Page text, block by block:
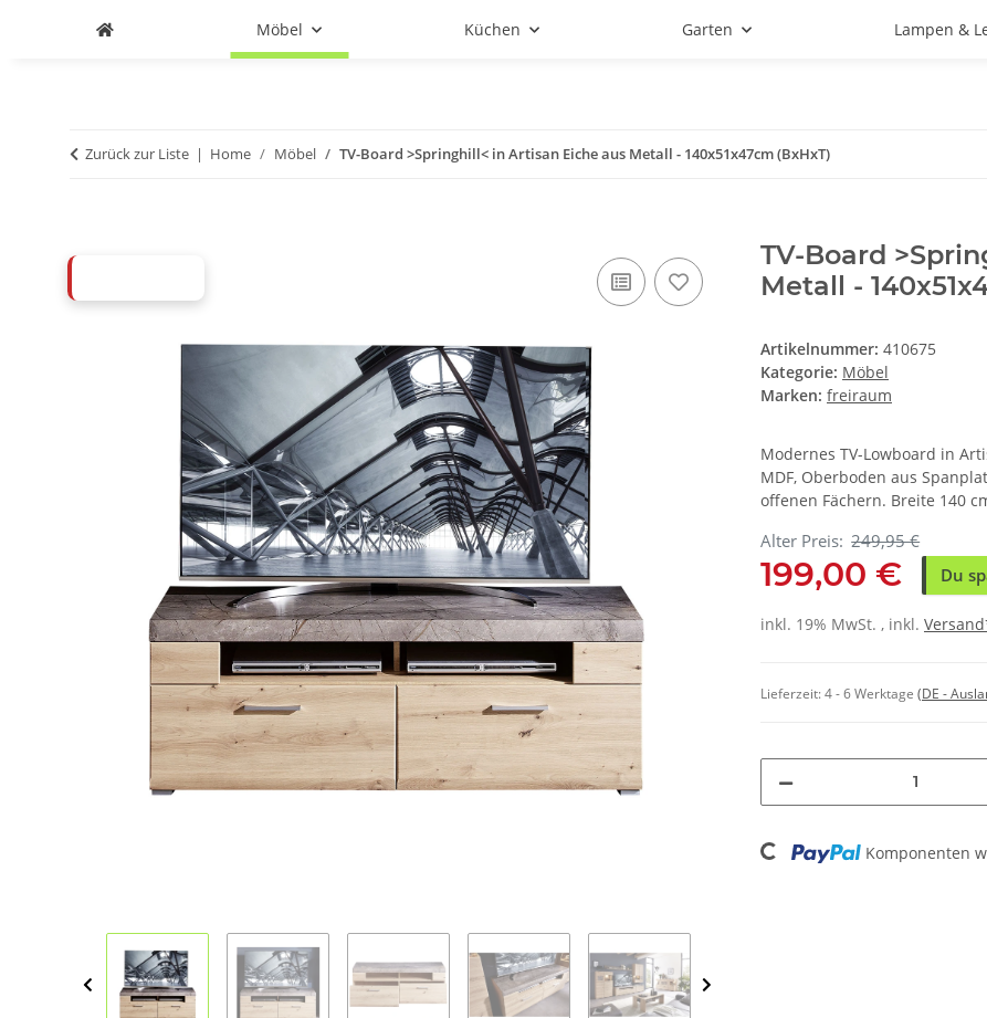
Möbel Küchen Garten Lampen &
Zurück zur Liste Home Möbel TV-Board >Springhill< in Artisan Eiche aus Metall - 140x51x47cm (BxHxT)
TV-Board
Metall -
Artikelnummer: 410675
Kategorie: Möbel
Marken: freiraum
Modernes TV-Lowboard in
MDF, Oberboden aus
offenen Fächern. Breite 140
Alter Preis: 249,95 €
199,00 € Du
inkl. 19% MwSt. , inkl.
Lieferzeit:4 - 6 Werktage (DE -
Loading... Komponenten